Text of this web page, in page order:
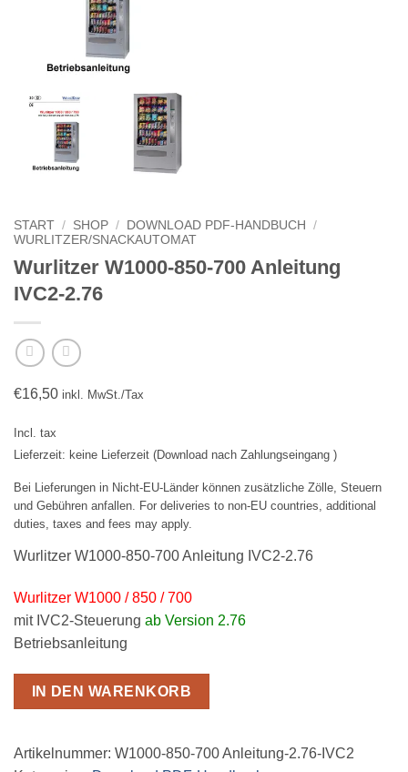
START / SHOP / DOWNLOAD PDF-HANDBUCH
/
WURLITZER/SNACKAUTOMAT
Wurlitzer W1000-850-700 Anleitung
IVC2-2.76
€16,50 inkl. MwSt./Tax
Incl. tax
Lieferzeit: keine Lieferzeit (Download nach Zahlungseingang )
Bei Lieferungen in Nicht-EU-Länder können zusätzliche Zölle, Steuern
und Gebühren anfallen. For deliveries to non-EU countries, additional
duties, taxes and fees may apply.
Wurlitzer W1000-850-700 Anleitung IVC2-2.76
Wurlitzer W1000 / 850 / 700
mit IVC2-Steuerung ab Version 2.76
Betriebsanleitung
IN DEN WARENKORB
Artikelnummer: W1000-850-700 Anleitung-2.76-IVC2